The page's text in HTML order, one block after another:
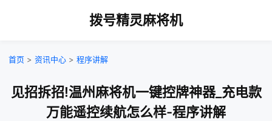
拨号精灵麻将机
首页 > 资讯中心 > 程序讲解
见招拆招!温州麻将机一键控牌神器_充电款
万能遥控续航怎么样-程序讲解